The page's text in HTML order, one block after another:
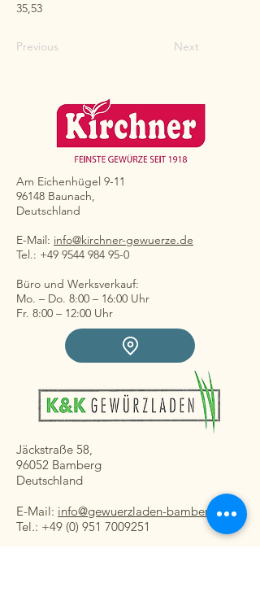
35,53
Previous Next
Am Eichenhügel 9-11
96148 Baunach,
Deutschland
E-Mail: info@kirchner-gewuerze.de
Tel.: +49 9544 984 95-0
Büro und Werksverkauf:
Mo. – Do. 8:00 – 16:00 Uhr
Fr. 8:00 – 12:00 Uhr
Jäckstraße 58,
96052 Bamberg
Deutschland
E-Mail: info@gewuerzladen-bamberg.de
Tel.: +49 (0) 951 7009251